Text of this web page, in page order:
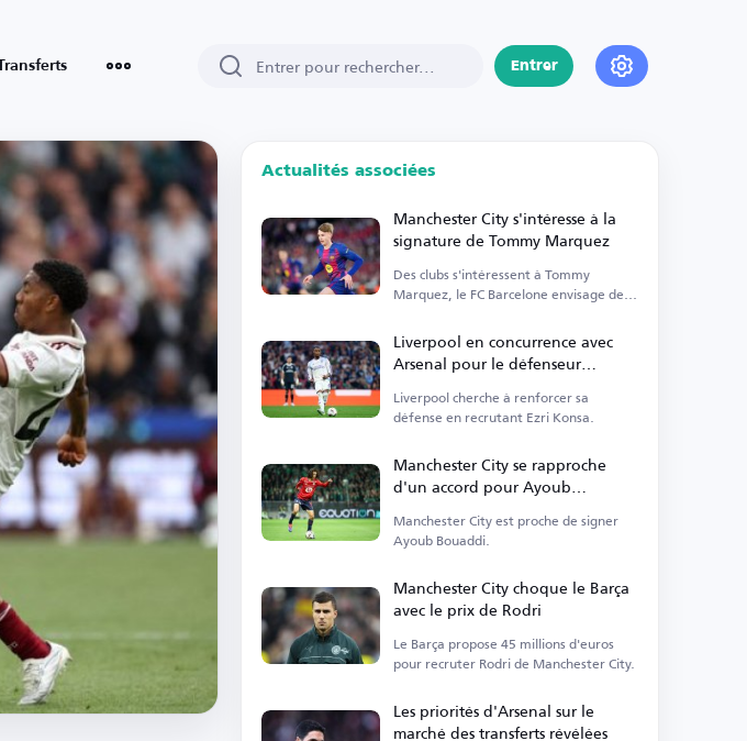
Transferts Entrer
Actualités associées
Manchester City s'intéresse à la
signature de Tommy Marquez
Des clubs s'intéressent à Tommy
Marquez, le FC Barcelone envisage de
Liverpool en concurrence avec
Arsenal pour le défenseur
d'Aston Villa
Liverpool cherche à renforcer sa
défense en recrutant Ezri Konsa.
Manchester City se rapproche
d'un accord pour Ayoub
Bouaddi, prévoit de nouveaux
renforts
Manchester City est proche de signer
Ayoub Bouaddi.
Manchester City choque le Barça
avec le prix de Rodri
Le Barça propose 45 millions d'euros
pour recruter Rodri de Manchester City.
Les priorités d'Arsenal sur le
marché des transferts révélées